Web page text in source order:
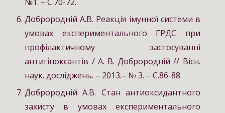
Доброродній А.В. Реакція імунної системи в
умовах експериментального ГРДС при
профілактичному застосуванні
антигіпоксантів / А. В. Доброродній // Вісн.
наук. досліджень. – 2013.– № 3. – С.86-88.
Доброродній А.В. Стан антиоксидантного
захисту в умовах експериментального